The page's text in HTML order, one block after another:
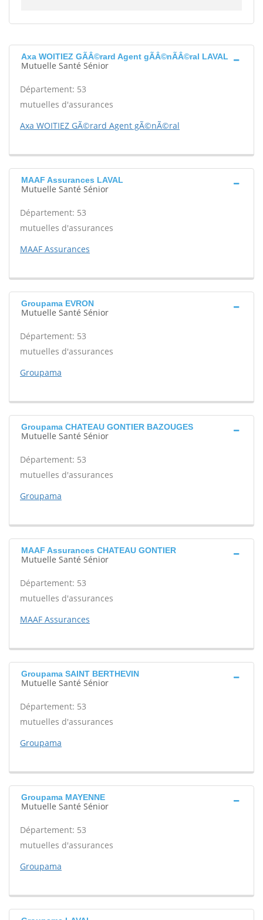
Axa WOITIEZ GÃÂ©rard Agent gÃÂ©nÃÂ©ral LAVAL
Mutuelle Santé Sénior
Département: 53
mutuelles d'assurances
Axa WOITIEZ GÃ©rard Agent gÃ©nÃ©ral
MAAF Assurances LAVAL
Mutuelle Santé Sénior
Département: 53
mutuelles d'assurances
MAAF Assurances
Groupama EVRON
Mutuelle Santé Sénior
Département: 53
mutuelles d'assurances
Groupama
Groupama CHATEAU GONTIER BAZOUGES
Mutuelle Santé Sénior
Département: 53
mutuelles d'assurances
Groupama
MAAF Assurances CHATEAU GONTIER
Mutuelle Santé Sénior
Département: 53
mutuelles d'assurances
MAAF Assurances
Groupama SAINT BERTHEVIN
Mutuelle Santé Sénior
Département: 53
mutuelles d'assurances
Groupama
Groupama MAYENNE
Mutuelle Santé Sénior
Département: 53
mutuelles d'assurances
Groupama